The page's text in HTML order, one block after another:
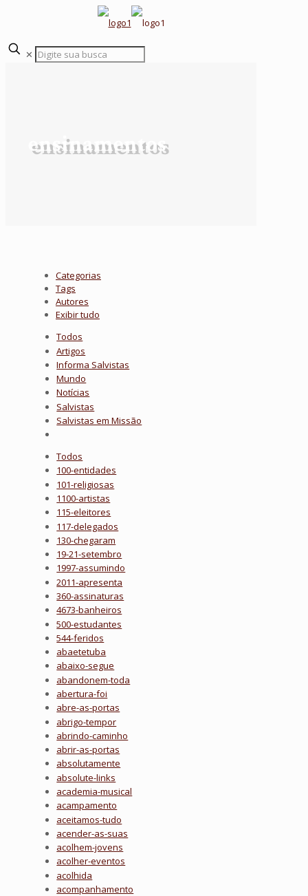
✕
ensinamentos
Categorias
Tags
Autores
Exibir tudo
Todos
Artigos
Informa Salvistas
Mundo
Notícias
Salvistas
Salvistas em Missão
Todos
100-entidades
101-religiosas
1100-artistas
115-eleitores
117-delegados
130-chegaram
19-21-setembro
1997-assumindo
2011-apresenta
360-assinaturas
4673-banheiros
500-estudantes
544-feridos
abaetetuba
abaixo-segue
abandonem-toda
abertura-foi
abre-as-portas
abrigo-tempor
abrindo-caminho
abrir-as-portas
absolutamente
absolute-links
academia-musical
acampamento
aceitamos-tudo
acender-as-suas
acolhem-jovens
acolher-eventos
acolhida
acompanhamento